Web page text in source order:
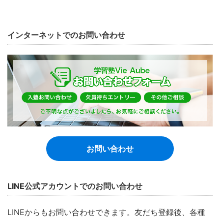
インターネットでのお問い合わせ
お問い合わせ
LINE公式アカウントでのお問い合わせ
LINEからもお問い合わせできます。友だち登録後、各種